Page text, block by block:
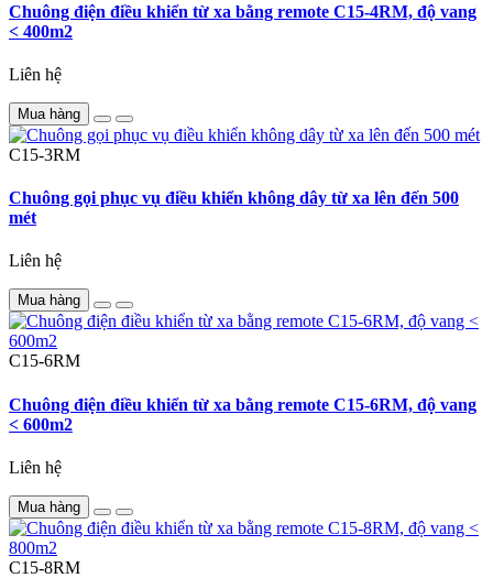
Chuông điện điều khiển từ xa bằng remote C15-4RM, độ vang
< 400m2
Liên hệ
Mua hàng
C15-3RM
Chuông gọi phục vụ điều khiển không dây từ xa lên đến 500
mét
Liên hệ
Mua hàng
C15-6RM
Chuông điện điều khiển từ xa bằng remote C15-6RM, độ vang
< 600m2
Liên hệ
Mua hàng
C15-8RM